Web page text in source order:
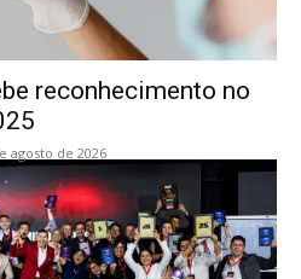
reconhecimento no
agosto de 2026